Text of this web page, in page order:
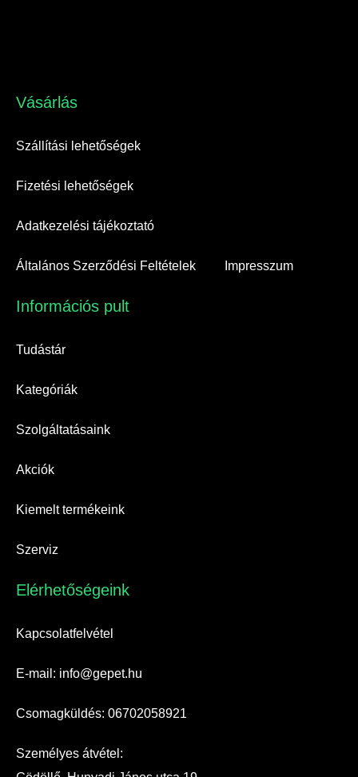
Vásárlás​
Szállítási lehetőségek
Fizetési lehetőségek
Adatkezelési tájékoztató
Általános Szerződési Feltételek Impresszum
Információs pult​
Tudástár
Kategóriák
Szolgáltatásaink
Akciók
Kiemelt termékeink
Szerviz
Elérhetőségeink​
Kapcsolatfelvétel
E-mail: info@gepet.hu
Csomagküldés: 06702058921
Személyes átvétel: